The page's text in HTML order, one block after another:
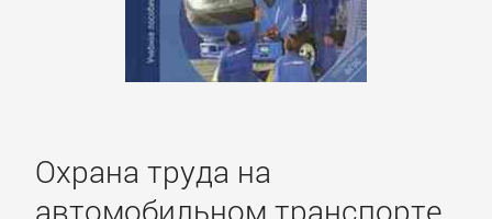
Охрана труда на
автомобильном транспорте